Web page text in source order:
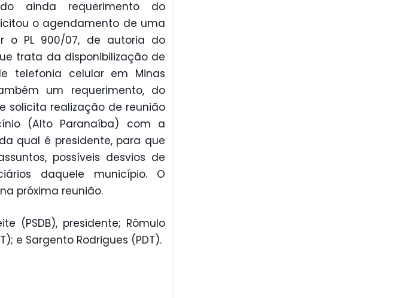
ainda requerimento do
o agendamento de uma
o PL 900/07, de autoria do
trata da disponibilização de
telefonia celular em Minas
um requerimento, do
solicita realização de reunião
(Alto Paranaíba) com a
qual é presidente, para que
possíveis desvios de
daquele município. O
próxima reunião.
(PSDB), presidente; Rômulo
e Sargento Rodrigues (PDT).